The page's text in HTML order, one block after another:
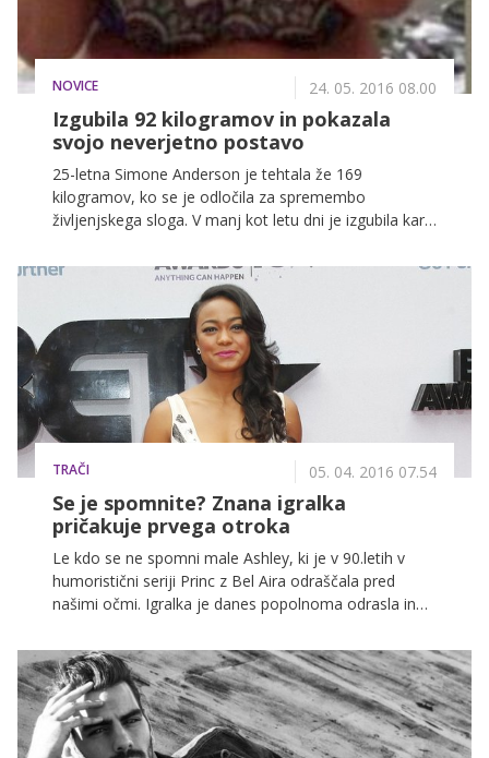
NOVICE 24. 05. 2016 08.00
Izgubila 92 kilogramov in pokazala
svojo neverjetno postavo
25-letna Simone Anderson je tehtala že 169
kilogramov, ko se je odločila za spremembo
življenjskega sloga. V manj kot letu dni je izgubila kar
časopisov. Sedaj je pokazala tudi svoje telo brez
TRAČI 05. 04. 2016 07.54
Se je spomnite? Znana igralka
pričakuje prvega otroka
Le kdo se ne spomni male Ashley, ki je v 90.letih v
humoristični seriji Princ z Bel Aira odraščala pred
našimi očmi. Igralka je danes popolnoma odrasla in
otroka.